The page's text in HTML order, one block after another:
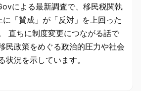
による最新調査で、移民税関執
「賛成」が「反対」を上回った
直ちに制度変更につながる話で
民政策をめぐる政治的圧力や社会
状況を示しています。